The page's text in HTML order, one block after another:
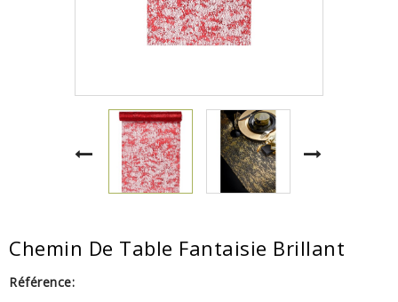
Chemin De Table Fantaisie Brillant
Référence: